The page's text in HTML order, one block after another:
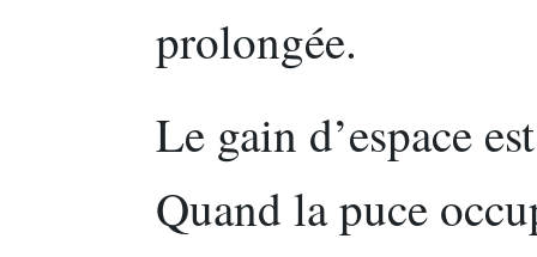
prolongée.
Le gain d’espace
Quand la puce